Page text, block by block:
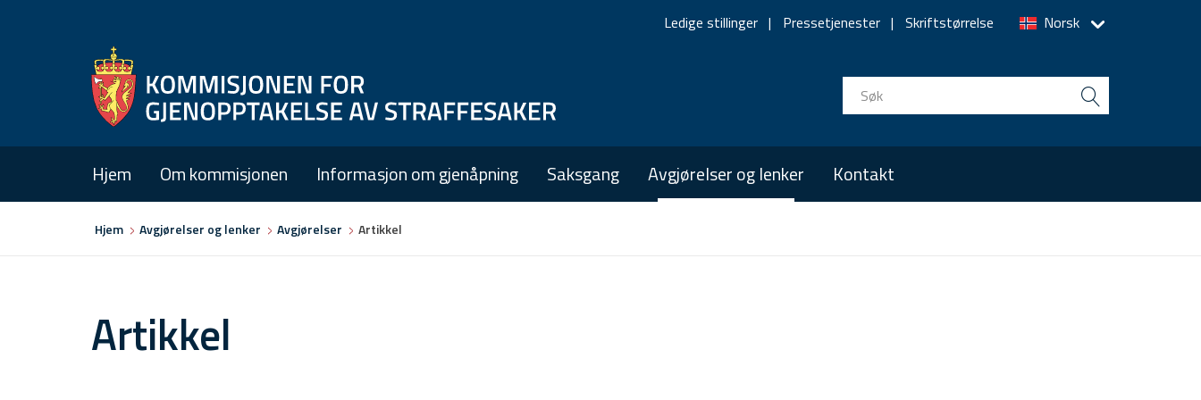
navigation
Norsk
Ledige stillinger Pressetjenester Skriftstørrelse
Hjem Om kommisjonen Informasjon om gjenåpning Saksgang Avgjørelser og lenker Kontakt
Hjem Avgjørelser og lenker Avgjørelser Artikkel
Artikkel